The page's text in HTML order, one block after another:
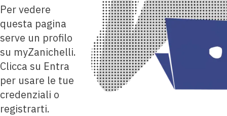
Per vedere
questa pagina
serve un profilo
su myZanichelli.
Clicca su Entra
per usare le tue
credenziali o
registrarti.